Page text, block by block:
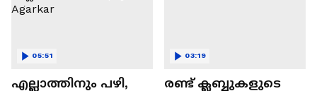
എല്ലാത്തിനും പഴി,
05:51
രണ്ട്‌ ക്ലബ്ബുകളുടെ
03:19